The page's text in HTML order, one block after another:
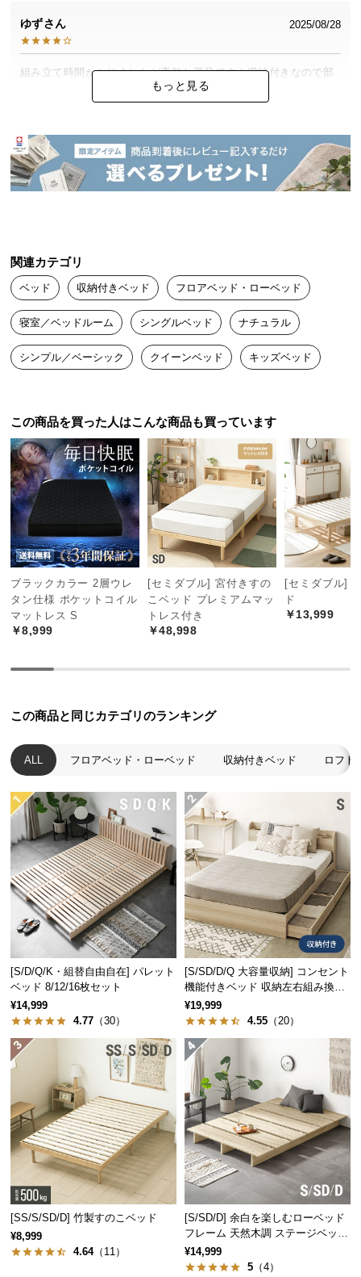
ビ
ス
に
搬
入
つ
い
て
返
品・
キ
セ
ル
に
つ
い
て
保
に
つ
い
員
規
約
に
い
て
お
客
ー
ト
知
せ
ブ
企
ゆず 2025/08/28
組み立て時間かかりましたが素敵な商品です！収納付きなので部
らな 2025/04/20
りえ 2025/02/19
可愛い！組み立ては時間かかります。説明書に注意書きをもっと
増やして欲しい。部品の向きなど。
もっと見る
関連カテゴリ
ベッド 収納付きベッド フロアベッド・ローベッド
寝室／ベッドルーム シングルベッド ナチュラル
シンプル／ベーシック クイーンベッド キッズベッド
この商品を買った人はこんな商品も買っています
ブラックカラー 2層ウレ
タン仕様 ポケットコイル
マットレス S
￥8,999
[セミダブル] 宮付きすの
こベッド プレミアムマッ
トレス付き
￥48,998
[セミダブル]
ド
￥13,999
この商品と同じカテゴリのランキング
ALL フロアベッド・ローベッド 収納付きベッド ロフト
[S/D/Q/K・組替自由自在] パレット
ベッド 8/12/16枚セット
¥14,999
4.77 （30）
[S/SD/D/Q 大容量収納] コンセント
機能付きベッド 収納左右組み換え
可能
¥19,999
4.55 （20）
[SS/S/SD/D] 竹製すのこベッド
¥8,999
4.64（11）
[S/SD/D] 余白を楽しむローベッド
フレーム 天然木調 ステージベッド
ロボット掃除機対応
¥14,999
5 （4）